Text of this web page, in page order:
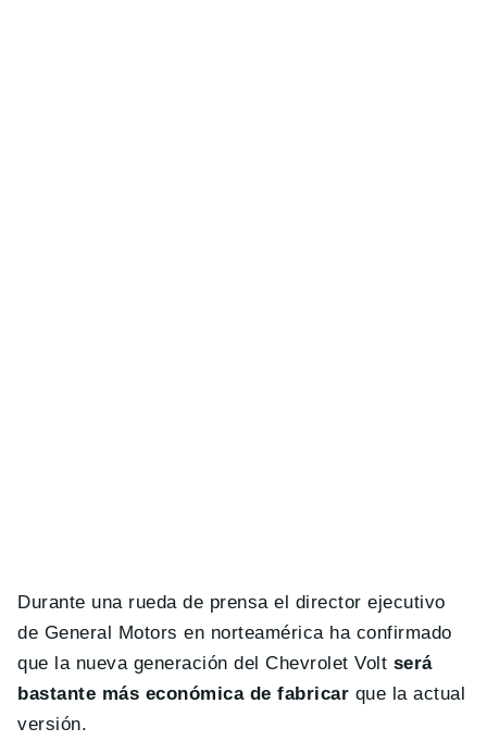
Durante una rueda de prensa el director ejecutivo
de General Motors en norteamérica ha confirmado
que la nueva generación del Chevrolet Volt será
bastante más económica de fabricar que la actual
versión.